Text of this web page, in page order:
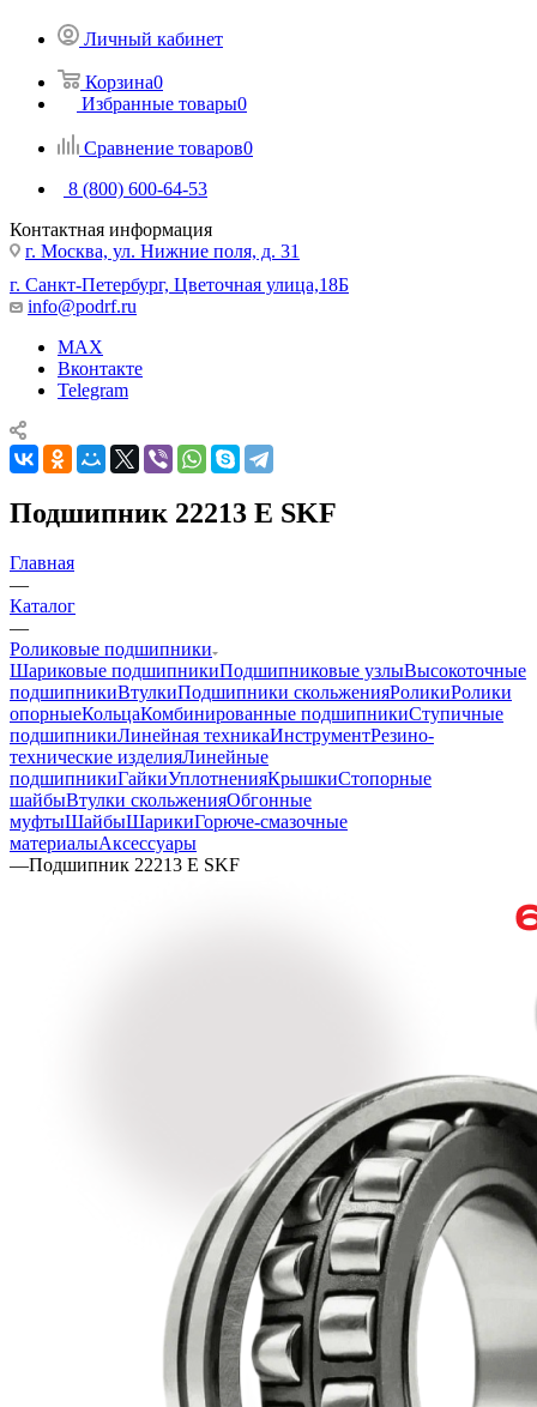
Личный кабинет
Корзина0
Избранные товары0
Сравнение товаров0
8 (800) 600-64-53
Контактная информация
г. Москва, ул. Нижние поля, д. 31
г. Санкт-Петербург, Цветочная улица,18Б
info@podrf.ru
MAX
Вконтакте
Telegram
Подшипник 22213 E SKF
Главная
—
Каталог
—
Роликовые подшипники
Шариковые подшипникиПодшипниковые узлыВысокоточные
подшипникиВтулкиПодшипники скольженияРоликиРолики
опорныеКольцаКомбинированные подшипникиСтупичные
подшипникиЛинейная техникаИнструментРезино-
технические изделияЛинейные
подшипникиГайкиУплотненияКрышкиСтопорные
шайбыВтулки скольженияОбгонные
муфтыШайбыШарикиГорюче-смазочные
материалыАксессуары
—Подшипник 22213 E SKF